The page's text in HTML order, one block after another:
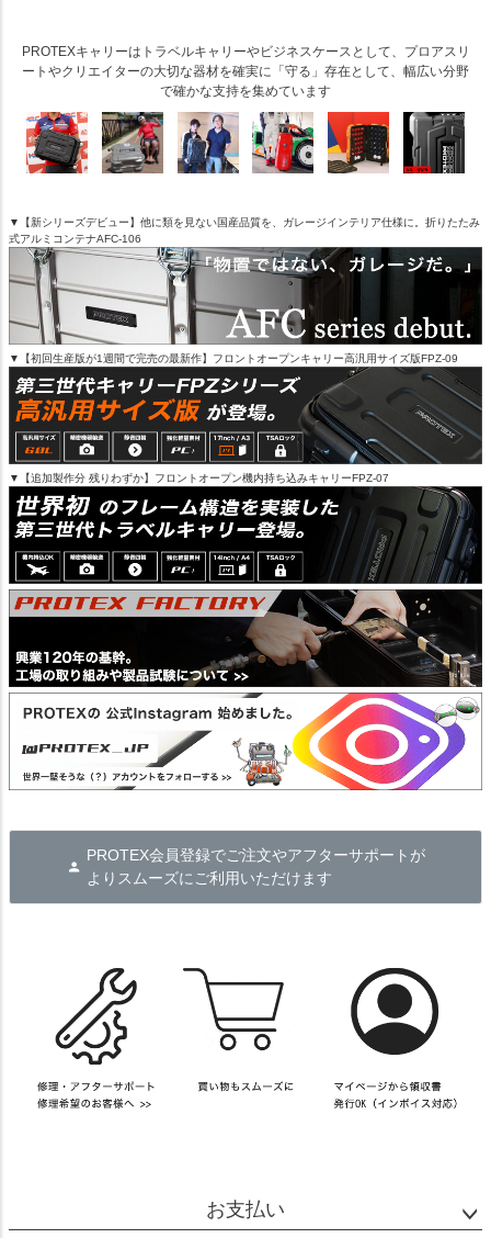
PROTEXキャリーはトラベルキャリーやビジネスケースとして、プロアスリ
ートやクリエイターの大切な器材を確実に「守る」存在として、幅広い分野
で確かな支持を集めています
▼【新シリーズデビュー】他に類を見ない国産品質を、ガレージインテリア仕様に。折りたたみ
式アルミコンテナAFC-106
▼【初回生産版が1週間で完売の最新作】フロントオープンキャリー高汎用サイズ版FPZ-09
▼【追加製作分 残りわずか】フロントオープン機内持ち込みキャリーFPZ-07
PROTEX会員登録でご注文やアフターサポートが
よりスムーズにご利用いただけます
お支払い